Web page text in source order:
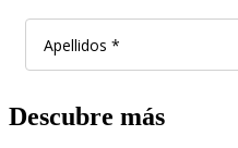
Descubre más